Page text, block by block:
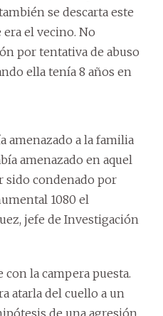
se descarta este
el vecino. No
por tentativa de abuso
ella tenía 8 años en
amenazado a la familia
amenazado en aquel
sido condenado por
1080 el
jefe de Investigación
la campera puesta.
atarla del cuello a un
de una agresión